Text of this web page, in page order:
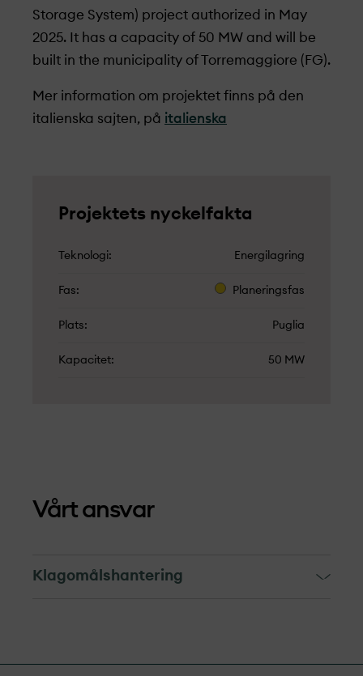
Storage System) project authorized in May
2025. It has a capacity of 50 MW and will be
built in the municipality of Torremaggiore (FG).
Mer information om projekt­et finns på den
italienska sajten, på italienska
Projekt­ets nyckelfakta
Teknologi Energilagring
Fas Planeringsfas
Plats Puglia
Kapacitet 50 MW
Vårt ansvar
Klagomålshantering